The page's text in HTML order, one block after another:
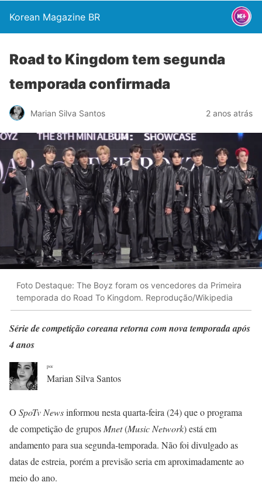
Korean Magazine BR
Road to Kingdom tem segunda
temporada confirmada
Marian Silva Santos 2 anos atrás
Foto Destaque: The Boyz foram os vencedores da Primeira
temporada do Road To Kingdom. Reprodução/Wikipedia
Série de competição coreana retorna com nova temporada após
4 anos
por
Marian Silva Santos
O SpoTv Newsinformou nesta quarta-feira (24) que o programa
de competição de grupos Mnet(Music Network) está em
andamento para sua segunda-temporada. Não foi divulgado as
datas de estreia, porém a previsão seria em aproximadamente ao
meio do ano.